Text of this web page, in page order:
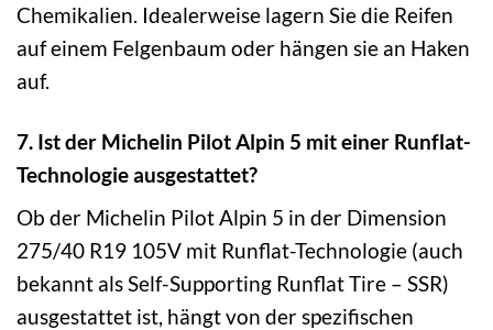
Chemikalien. Idealerweise lagern Sie die Reifen
auf einem Felgenbaum oder hängen sie an Haken
auf.
7. Ist der Michelin Pilot Alpin 5 mit einer Runflat-
Technologie ausgestattet?
Ob der Michelin Pilot Alpin 5 in der Dimension
275/40 R19 105V mit Runflat-Technologie (auch
bekannt als Self-Supporting Runflat Tire – SSR)
ausgestattet ist, hängt von der spezifischen